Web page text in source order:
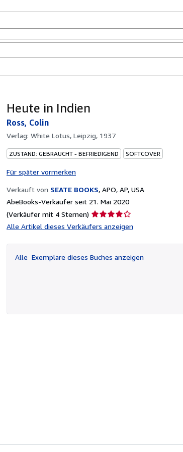
Heute in Indien
Ross, Colin
Verlag: White Lotus, Leipzig, 1937
ZUSTAND: GEBRAUCHT - BEFRIEDIGEND SOFTCOVER
Für später vormerken
Verkauft von SEATE BOOKS, APO, AP, USA
AbeBooks-Verkäufer seit 21. Mai 2020
(Verkäufer mit 4 Sternen) Verkäuferbewertung
4
Sternen
Alle Artikel dieses Verkäufers anzeigen
Alle Exemplare dieses Buches anzeigen